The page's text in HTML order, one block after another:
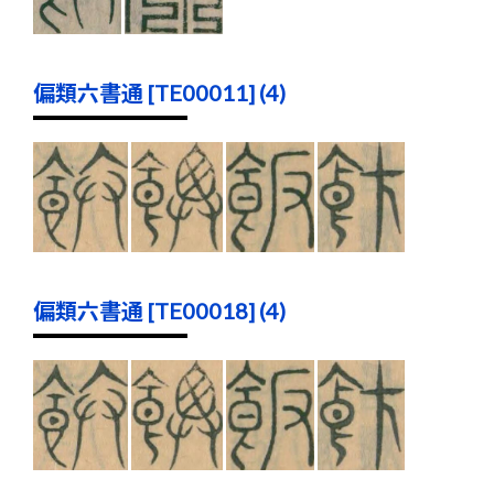
偏類六書通 [TE00011] (4)
偏類六書通 [TE00018] (4)